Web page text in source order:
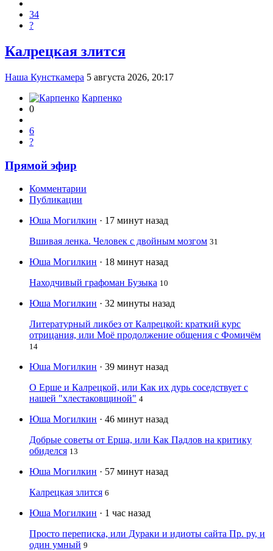
34
?
Калрецкая злится
Наша Кунсткамера 5 августа 2026, 20:17
Карпенко
0
6
?
Прямой эфир
Комментарии
Публикации
Юша Могилкин · 17 минут назад
Вшивая ленка. Человек с двойным мозгом 31
Юша Могилкин · 18 минут назад
Находчивый графоман Бузыка 10
Юша Могилкин · 32 минуты назад
Литературный ликбез от Калрецкой: краткий курс
отрицания, или Моё продолжение общения с Фомичём
14
Юша Могилкин · 39 минут назад
О Ерше и Калрецкой, или Как их дурь соседствует с
нашей "хлестаковщиной" 4
Юша Могилкин · 46 минут назад
Добрые советы от Ерша, или Как Падлов на критику
обиделся 13
Юша Могилкин · 57 минут назад
Калрецкая злится 6
Юша Могилкин · 1 час назад
Просто переписка, или Дураки и идиоты сайта Пр. ру, и
один умный 9